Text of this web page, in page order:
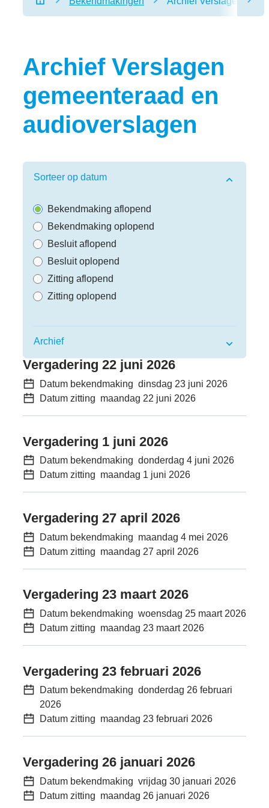
Startpagina
Archief Verslagen
gemeenteraad en
audioverslagen
Verfijn of wijzig resultaten
Sorteer op datum
Bekendmaking aflopend
Bekendmaking oplopend
Besluit aflopend
Besluit oplopend
Zitting aflopend
Zitting oplopend
Archief
Bekendmakingen
Vergadering 22 juni 2026
Datum bekendmaking dinsdag 23 juni 2026
Datum zitting maandag 22 juni 2026
Vergadering 1 juni 2026
Datum bekendmaking donderdag 4 juni 2026
Datum zitting maandag 1 juni 2026
Vergadering 27 april 2026
Datum bekendmaking maandag 4 mei 2026
Datum zitting maandag 27 april 2026
Vergadering 23 maart 2026
Datum bekendmaking woensdag 25 maart 2026
Datum zitting maandag 23 maart 2026
Vergadering 23 februari 2026
Datum bekendmaking donderdag 26 februari
2026
Datum zitting maandag 23 februari 2026
Vergadering 26 januari 2026
Datum bekendmaking vrijdag 30 januari 2026
Datum zitting maandag 26 januari 2026